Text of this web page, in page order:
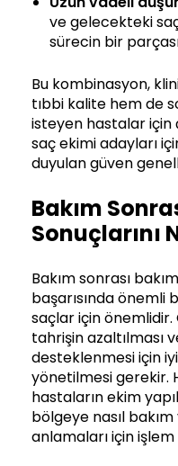
ve gelecekteki
sürecin bir
Bu kombinasyon,
tıbbi kalite hem de
isteyen hastalar için
saç ekimi adayları
duyulan güven
Bakım
Sonuçlarını
Bakım sonrası
başarısında
saçlar için
tahrişin azaltılması
desteklenmesi için
yönetilmesi gerekir.
hastaların ekim
bölgeye nasıl
anlamaları için